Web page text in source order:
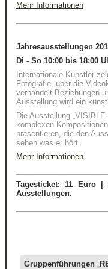
Mehr Informationen
Jahresausstellungen
Di - So 10:00 bis 18:00
Internationale Künstler
Fotografie, über die
verhandelt Beziehungen
Ausstellung wird ein
Die Ausstellung
komplexen
präsentieren, die den
sehen was er hört.
Mehr Informationen
Tagesticket: 11 Euro
Ausstellungen.
Gruppenführungen